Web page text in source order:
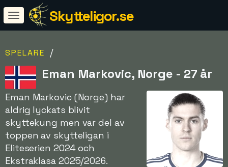
Skytteligor.se
SPELARE /
Eman Markovic, Norge - 27 år
Eman Markovic (Norge) har
aldrig lyckats blivit
skyttekung men var del av
toppen av skytteligan i
Eliteserien 2024 och
Ekstraklasa 2025/2026.